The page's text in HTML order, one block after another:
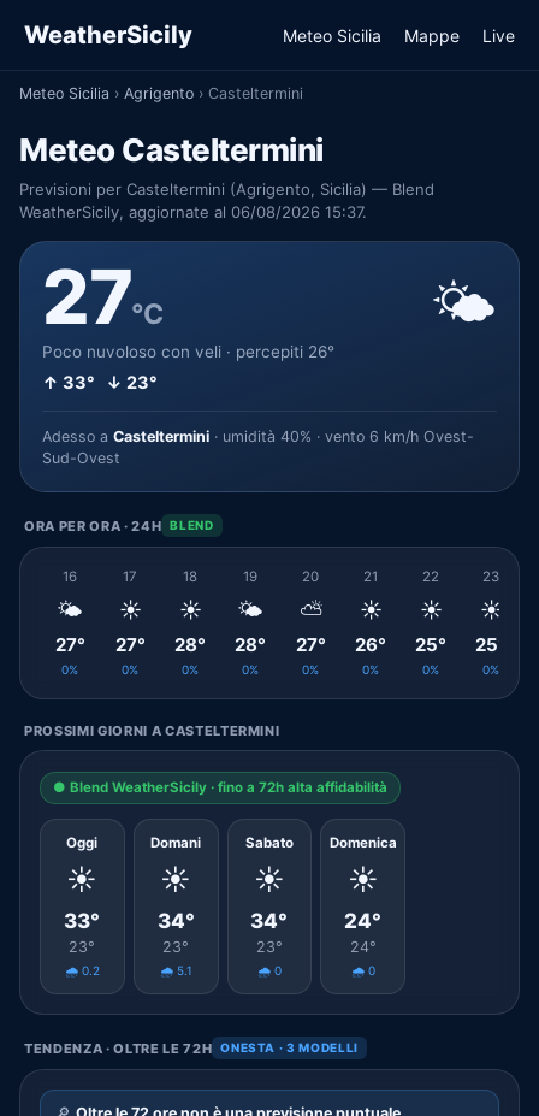
WeatherSicily Meteo Sicilia Mappe Live
Meteo Sicilia › Agrigento › Casteltermini
Meteo Casteltermini
Previsioni per Casteltermini (Agrigento, Sicilia) — Blend
WeatherSicily, aggiornate al 06/08/2026 15:37.
27°C
Poco nuvoloso con veli · percepiti 26°
↑ 33° ↓ 23°
🌤️
Adesso a Casteltermini · umidità 40% · vento 6 km/h Ovest-
Sud-Ovest
ORA PER ORA · 24H BLEND
16
🌤️
27°
0%
17
☀️
27°
0%
18
☀️
28°
0%
19
🌤️
28°
0%
20
⛅
27°
0%
21
☀️
26°
0%
22
☀️
25°
0%
23
☀️
25°
0%
PROSSIMI GIORNI A CASTELTERMINI
● Blend WeatherSicily · fino a 72h alta affidabilità
Oggi
☀️
33°
23°
🌧️ 0.2
Domani
☀️
34°
23°
🌧️ 5.1
Sabato
☀️
34°
23°
🌧️ 0
Domenica
☀️
24°
24°
🌧️ 0
TENDENZA · OLTRE LE 72H ONESTA · 3 MODELLI